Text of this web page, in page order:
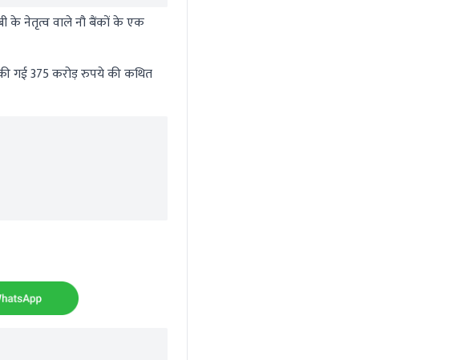
के नेतृत्व वाले नौ बैंकों के एक
की गई 375 करोड़ रुपये की कथित